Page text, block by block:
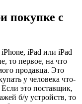
покупке с
iPad или iPad
то первое, на что
продавца. Это
у человека что-
это поставщик,
б/у устройств, то